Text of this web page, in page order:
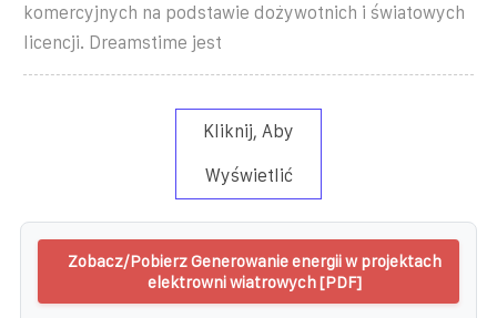
komercyjnych na podstawie dożywotnich i światowych
licencji. Dreamstime jest
Kliknij, Aby
Wyświetlić
Zobacz/Pobierz Generowanie energii w projektach
elektrowni wiatrowych [PDF]